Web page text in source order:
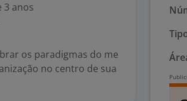
3 anos
os paradigmas do me
no centro de sua